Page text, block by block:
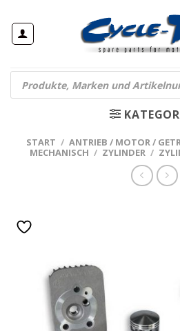
Inhalt
springen
Products
search
START / ANTRIEB / MOTOR /
MECHANISCH / ZYLINDER /